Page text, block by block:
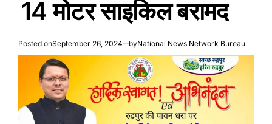
14 मोटर साइकिल बरामद
Posted onSeptember 26, 2024 byNational News Network Bureau